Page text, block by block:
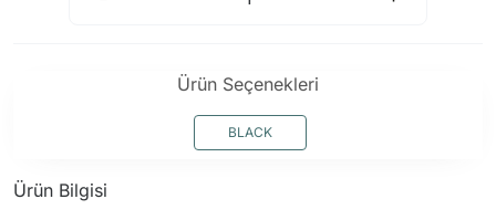
Ürün Seçenekleri
BLACK
Ürün Bilgisi